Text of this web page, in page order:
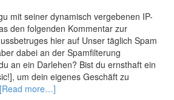
mit seiner dynamisch vergebenen IP-
den folgenden Kommentar zur
hier auf Unser täglich Spam
dabei an der Spamfilterung
an ein Darlehen? Bist du ernsthaft ein
um dein eigenes Geschäft zu
[Read more…]